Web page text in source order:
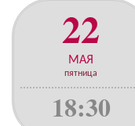
22
МАЯ
пятница
18:30